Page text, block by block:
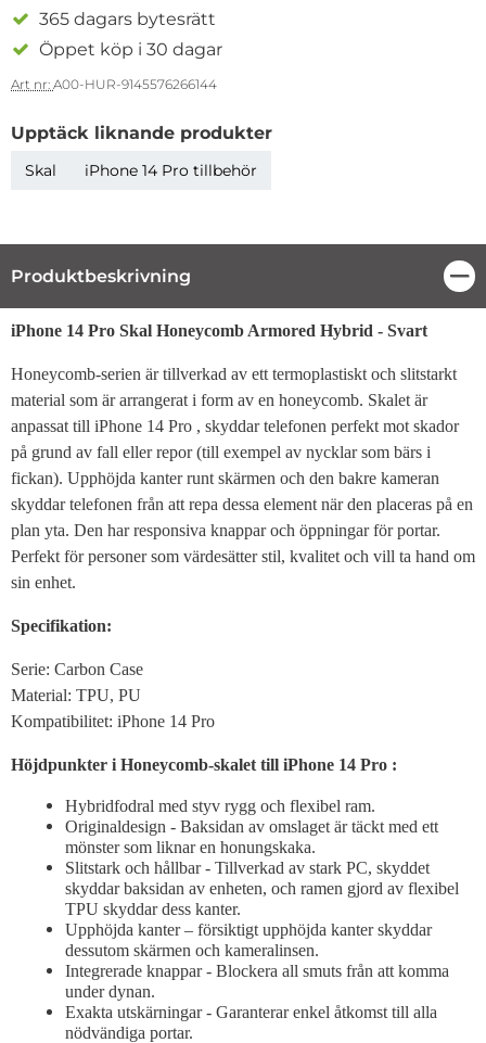
365 dagars bytesrätt
Öppet köp i 30 dagar
Art nr: A00-HUR-9145576266144
Upptäck liknande produkter
Skal iPhone 14 Pro tillbehör
Produktbeskrivning
Produktbeskrivning
iPhone 14 Pro Skal Honeycomb Armored Hybrid - Svart
Honeycomb-serien är tillverkad av ett termoplastiskt och slitstarkt
material som är arrangerat i form av en honeycomb. Skalet är
anpassat till iPhone 14 Pro , skyddar telefonen perfekt mot skador
på grund av fall eller repor (till exempel av nycklar som bärs i
fickan). Upphöjda kanter runt skärmen och den bakre kameran
skyddar telefonen från att repa dessa element när den placeras på en
plan yta. Den har responsiva knappar och öppningar för portar.
Perfekt för personer som värdesätter stil, kvalitet och vill ta hand om
sin enhet.
Specifikation:
Serie: Carbon Case
Material: TPU, PU
Kompatibilitet: iPhone 14 Pro
Höjdpunkter i Honeycomb-skalet till iPhone 14 Pro :
Hybridfodral med styv rygg och flexibel ram.
Originaldesign - Baksidan av omslaget är täckt med ett
mönster som liknar en honungskaka.
Slitstark och hållbar - Tillverkad av stark PC, skyddet
skyddar baksidan av enheten, och ramen gjord av flexibel
TPU skyddar dess kanter.
Upphöjda kanter – försiktigt upphöjda kanter skyddar
dessutom skärmen och kameralinsen.
Integrerade knappar - Blockera all smuts från att komma
under dynan.
Exakta utskärningar - Garanterar enkel åtkomst till alla
nödvändiga portar.